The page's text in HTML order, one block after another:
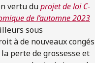
vertu duprojet de loi C-
de l’automne 2023
sous
à de nouveaux congés
perte de grossesse et